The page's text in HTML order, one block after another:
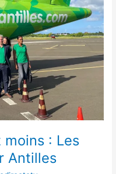
moins : Les
Antilles